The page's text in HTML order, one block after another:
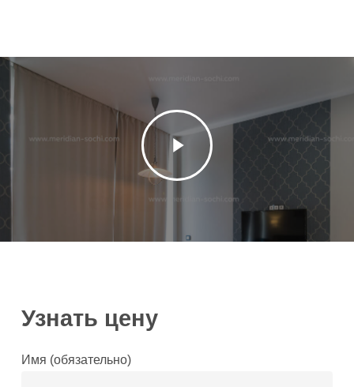
Play
Video
Узнать цену
Имя (обязательно)